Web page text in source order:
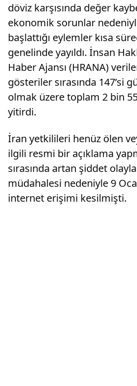
döviz karşısında değer
ekonomik sorunlar
başlattığı eylemler kısa
genelinde yayıldı. İnsan
Haber Ajansı (HRANA)
gösteriler sırasında 147’si
olmak üzere toplam 2 bin
yitirdi.
İran yetkilileri henüz ölen
ilgili resmi bir açıklama
sırasında artan şiddet
müdahalesi nedeniyle 9
internet erişimi kesilmişti.